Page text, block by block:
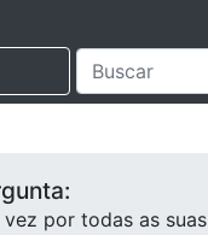
vez por todas as suas